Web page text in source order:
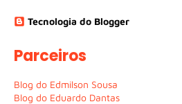
Tecnologia do Blogger
Parceiros
Blog do Edmilson Sousa
Blog do Eduardo Dantas